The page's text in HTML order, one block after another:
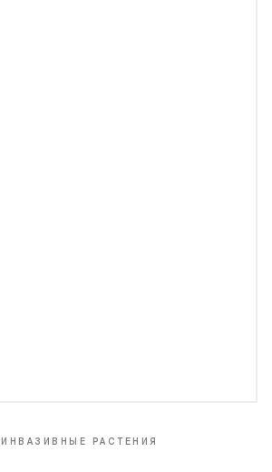
ИНВАЗИВНЫЕ РАСТЕНИЯ